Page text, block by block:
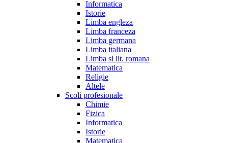
Informatica
Istorie
Limba engleza
Limba franceza
Limba germana
Limba italiana
Limba si lit. romana
Matematica
Religie
Altele
Scoli profesionale
Chimie
Fizica
Informatica
Istorie
Matematica